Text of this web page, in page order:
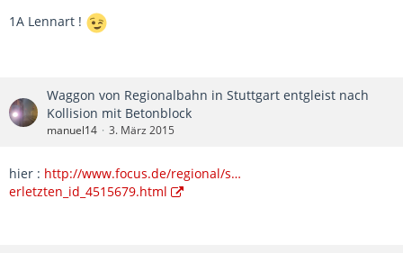
1A Lennart !
Waggon von Regionalbahn in Stuttgart entgleist nach
Kollision mit Betonblock
manuel14 3. März 2015
hier : http://www.focus.de/regional/s…
erletzten_id_4515679.html